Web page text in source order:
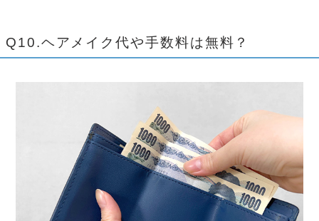
Q10.ヘアメイク代や手数料は無料？